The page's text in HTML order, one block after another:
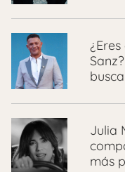
Julia
más